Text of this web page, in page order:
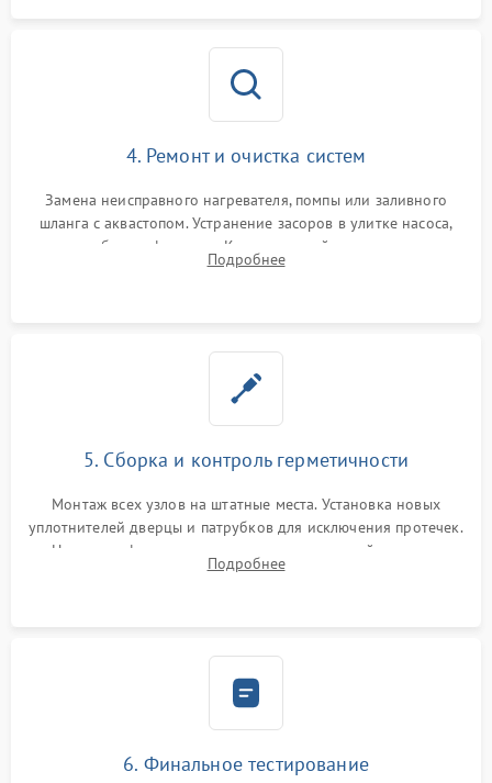
4. Ремонт и очистка систем
Замена неисправного нагревателя, помпы или заливного
шланга с аквастопом. Устранение засоров в улитке насоса,
патрубках и фильтрах. Компонентный ремонт платы
управления, восстановление поврежденной проводки.
Подробнее
5. Сборка и контроль герметичности
Монтаж всех узлов на штатные места. Установка новых
уплотнителей дверцы и патрубков для исключения протечек.
Надежная фиксация хомутов гидравлической системы,
сборка корпуса и установка датчика поплавка.
Подробнее
6. Финальное тестирование